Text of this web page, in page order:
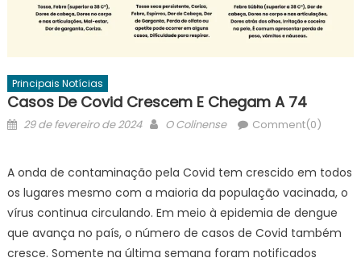
Principais Notícias
Casos De Covid Crescem E Chegam A 74
Posted
29 de fevereiro de 2024 Author
O Colinense Comment(0)
A onda de contaminação pela Covid tem crescido em todos
os lugares mesmo com a maioria da população vacinada, o
vírus continua circulando. Em meio à epidemia de dengue
que avança no país, o número de casos de Covid também
cresce. Somente na última semana foram notificados